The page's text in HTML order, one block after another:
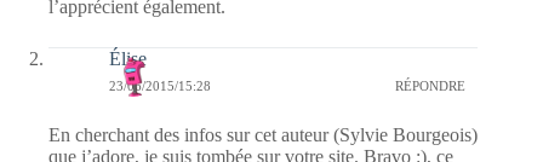
l’apprécient également.
Élise
23/06/2015/15:28 RÉPONDRE
En cherchant des infos sur cet auteur (Sylvie Bourgeois)
que j’adore, je suis tombée sur votre site. Bravo :), ce